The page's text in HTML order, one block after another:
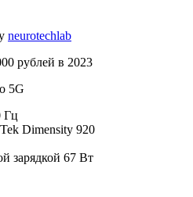
neurotechlab
рублей в 2023
5G
Гц
Dimensity 920
зарядкой 67 Вт